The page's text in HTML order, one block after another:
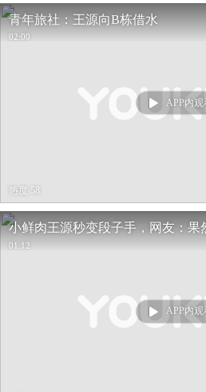
青年旅社：王源向B栋借水
02:00
APP内观
热度 58
小鲜肉王源秒变段子手，网友：果
01:12
APP内观